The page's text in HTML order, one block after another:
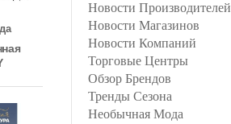
Новости Производителей
Новости Магазинов
Новости Компаний
Торговые Центры
Обзор Брендов
Тренды Сезона
Необычная Мода